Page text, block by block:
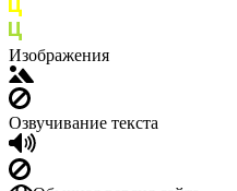
Изображения
Озвучивание текста